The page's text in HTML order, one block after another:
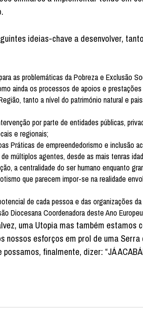
ideias-chave a desenvolver,
as problemáticas da Pobreza e Exclusão
ainda os processos de apoios e
tanto a nível do património natural e
por parte de entidades públicas,
e regionais;
Práticas de empreendedorismo e inclusão
múltiplos agentes, desde as mais tenras
a centralidade do ser humano enquanto
que parecem impor-se na realidade
de cada pessoa e das organizações
Diocesana Coordenadora deste Ano
uma Utopia mas também estamos
nossos esforços em prol de uma
finalmente, dizer: “JÁ